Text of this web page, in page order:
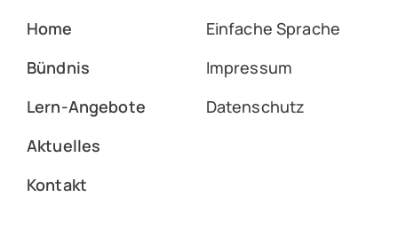
Home
Bündnis
Lern-Angebote
Aktuelles
Kontakt
Einfache Sprache
Impressum
Datenschutz